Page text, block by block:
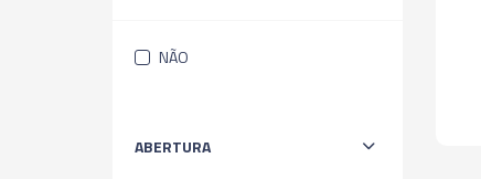
NÃO
ABERTURA